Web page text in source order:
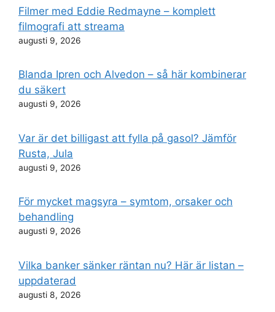
Filmer med Eddie Redmayne – komplett
filmografi att streama
augusti 9, 2026
Blanda Ipren och Alvedon – så här kombinerar
du säkert
augusti 9, 2026
Var är det billigast att fylla på gasol? Jämför
Rusta, Jula
augusti 9, 2026
För mycket magsyra – symtom, orsaker och
behandling
augusti 9, 2026
Vilka banker sänker räntan nu? Här är listan –
uppdaterad
augusti 8, 2026